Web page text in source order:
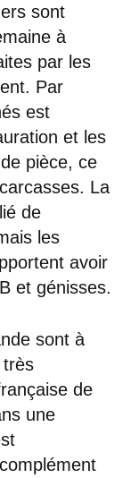
sont
à
par les
Par
est
et les
pièce, ce
La
de
les
avoir
et génisses.
sont à
très
de
une